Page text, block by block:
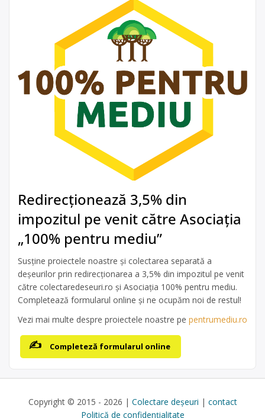
Redirecționează 3,5% din
impozitul pe venit către Asociația
„100% pentru mediu”
Susține proiectele noastre și colectarea separată a
deșeurilor prin redirecționarea a 3,5% din impozitul pe venit
către colectaredeseuri.ro și Asociația 100% pentru mediu.
Completează formularul online și ne ocupăm noi de restul!
Vezi mai multe despre proiectele noastre pe pentrumediu.ro
Completeză formularul online
Copyright © 2015 - 2026 | Colectare deșeuri | contact
Politică de confidențialitate